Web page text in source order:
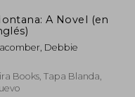
A Novel (en
Debbie
Books, Tapa Blanda,